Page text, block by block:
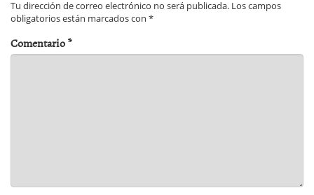
Tu dirección de correo electrónico no será publicada. Los campos
obligatorios están marcados con *
Comentario*